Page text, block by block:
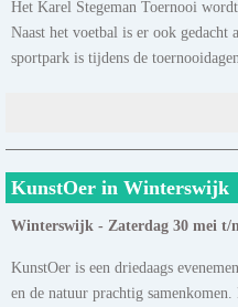
Het Karel Stegeman Toernooi
Naast het voetbal is er ook gedacht
sportpark is tijdens de
KunstOer in Winterswijk
Winterswijk - Zaterdag 30 mei t/
KunstOer is een driedaags
en de natuur prachtig